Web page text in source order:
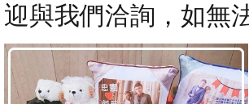
迎與我們洽詢，如無